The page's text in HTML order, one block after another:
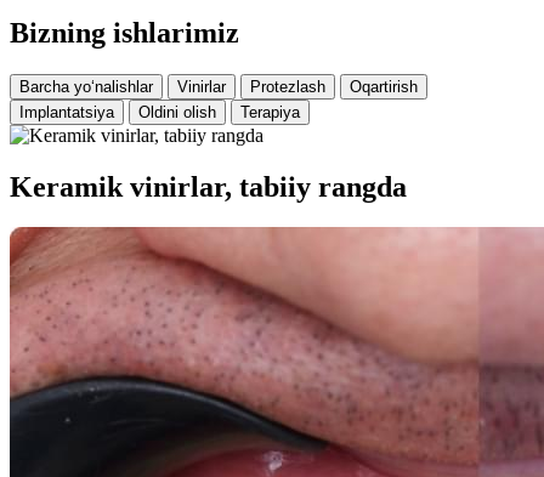
Bizning ishlarimiz
Barcha yo‘nalishlar Vinirlar Protezlash
Oqartirish
Implantatsiya
Oldini olish Terapiya
Keramik vinirlar, tabiiy rangda